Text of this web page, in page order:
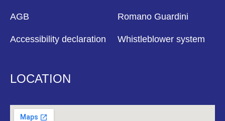
AGB
Accessibility declaration
Romano Guardini
Whistleblower system
LOCATION